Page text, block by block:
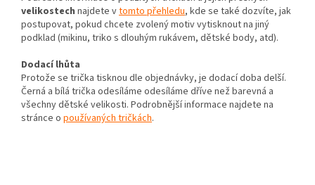
velikostech najdete vtomto přehledu, kde se také dozvíte, jak
postupovat, pokud chcete zvolený motiv vytisknout na jiný
podklad (mikinu, triko s dlouhým rukávem, dětské body, atd).
Dodací lhůta
Protože se trička tisknou dle objednávky, je dodací doba delší.
Černá a bílá trička odesíláme odesíláme dříve než barevná a
všechny dětské velikosti. Podrobnější informace najdete na
stránce o používaných tričkách.